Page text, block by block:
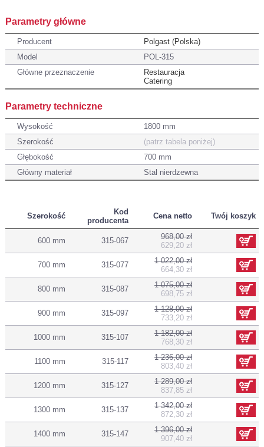
Parametry główne
Producent
Polgast (Polska)
Model
POL-315
Główne przeznaczenie
Restauracja
Catering
Parametry techniczne
Wysokość
1800 mm
Szerokość
(patrz tabela poniżej)
Głębokość
700 mm
Główny materiał
Stal nierdzewna
Szerokość
Kod
producenta
Cena netto Twój koszyk
600 mm 315-067
968,00 zł
629,20 zł
700 mm 315-077
1 022,00 zł
664,30 zł
800 mm 315-087
1 075,00 zł
698,75 zł
900 mm 315-097
1 128,00 zł
733,20 zł
1000 mm 315-107
1 182,00 zł
768,30 zł
1100 mm 315-117
1 236,00 zł
803,40 zł
1200 mm 315-127
1 289,00 zł
837,85 zł
1300 mm 315-137
1 342,00 zł
872,30 zł
1400 mm 315-147
1 396,00 zł
907,40 zł